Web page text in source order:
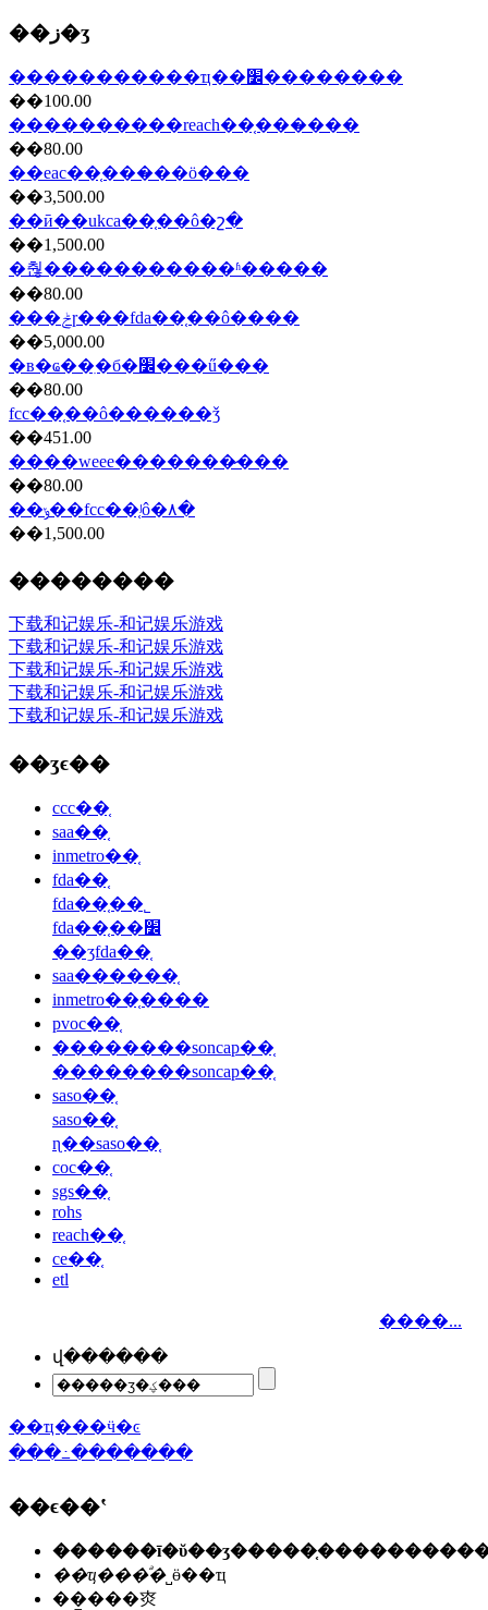
��ز�ʒ
�����������ҵ��׼��������
��100.00
����������reach��֤���̷���
��80.00
��eac��֤���̷��ö���
��3,500.00
��ӣ��ukca��֤��ô�շ�
��1,500.00
�춶�����������ʱ�����
��80.00
���ݲɼ���fda��֤��ô����
��5,000.00
�в�ҩ��ִ�б�׼���ű���
��80.00
fcc��֤��ô������ǯ
��451.00
����weee�������̷���
��80.00
��ݸ��fcc��֤ʲô�۸�
��1,500.00
��������
下载和记娱乐-和记娱乐游戏
下载和记娱乐-和记娱乐游戏
下载和记娱乐-和记娱乐游戏
下载和记娱乐-和记娱乐游戏
下载和记娱乐-和记娱乐游戏
��ʒϵ��
ccc��֤
saa��֤
inmetro��֤
fda��֤
fda��֤��˾
fda��֤��׼
��ʒfda��֤
saa������֤
inmetro��֤����
pvoc��֤
��������soncap��֤
��������soncap��֤
saso��֤
saso��֤
ɳ��saso��֤
coc��֤
sgs��֤
rohs
reach��֤
ce��֤
etl
����...
վ������
��ҵ���ӵ�ͼ
���߸�������
��ϵ��ʽ
��ҵ���ͣ�˽ӫ��ҵ
��ַ���㶫